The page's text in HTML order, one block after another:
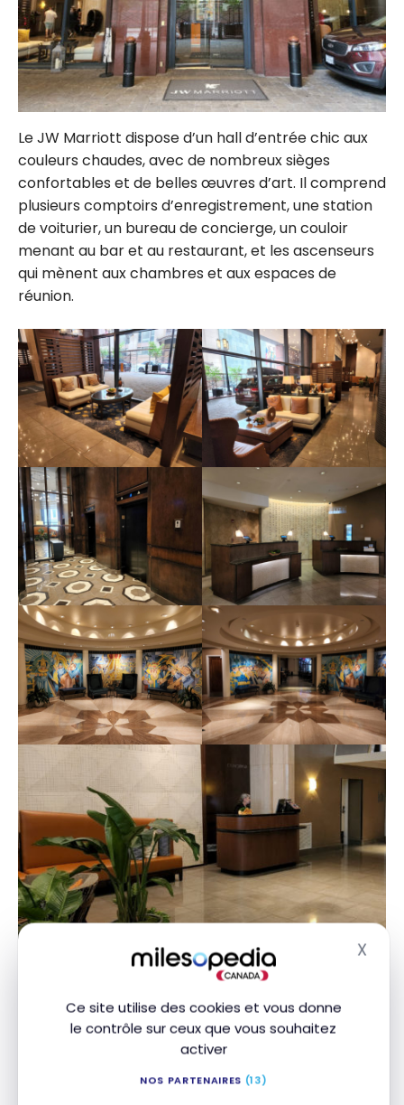
Ce site utilise des cookies et vous donne
le contrôle sur ceux que vous souhaitez
activer
NOS PARTENAIRES (13)
X
Le JW Marriott dispose d’un hall d’entrée chic aux
couleurs chaudes, avec de nombreux sièges
confortables et de belles œuvres d’art. Il comprend
plusieurs comptoirs d’enregistrement, une station
de voiturier, un bureau de concierge, un couloir
menant au bar et au restaurant, et les ascenseurs
qui mènent aux chambres et aux espaces de
réunion.
En tant que membre Titanum Elite, j’ai bénéficié
d’un surclassement dans une chambre d’angle
haut de gamme au 25e étage, que j’avais réservée